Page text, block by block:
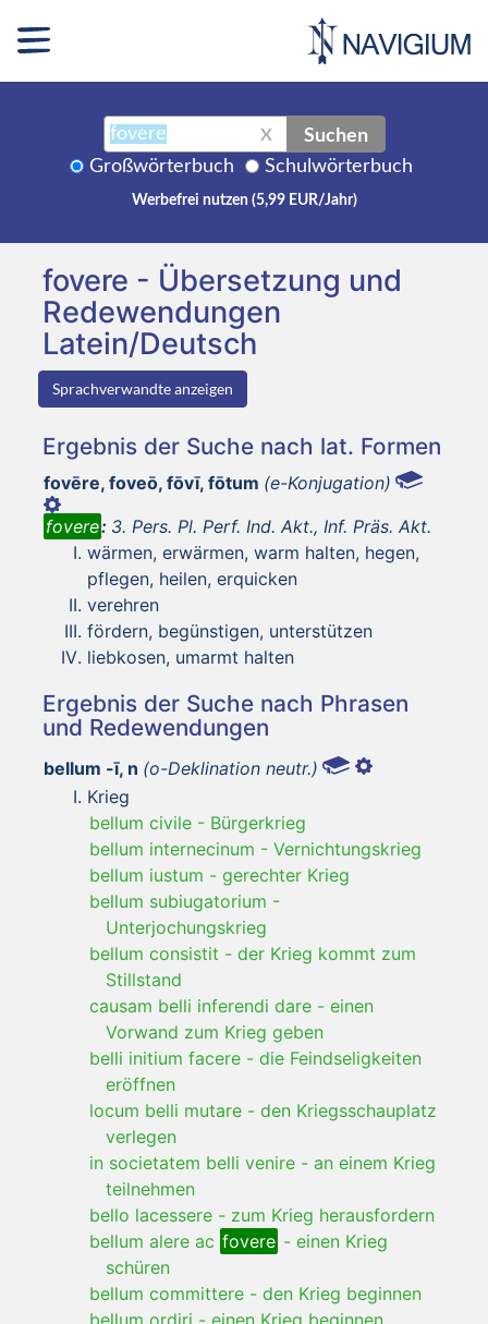
X Suchen
Großwörterbuch Schulwörterbuch
Werbefrei nutzen (5,99 EUR/Jahr)
fovere - Übersetzung und
Redewendungen
Latein/Deutsch
Sprachverwandte anzeigen
Ergebnis der Suche nach lat. Formen
fovēre, foveō, fōvī, fōtum (e-Konjugation)
fovere: 3. Pers. Pl. Perf. Ind. Akt., Inf. Präs. Akt.
wärmen, erwärmen, warm halten, hegen,
pflegen, heilen, erquicken
verehren
fördern, begünstigen, unterstützen
liebkosen, umarmt halten
Ergebnis der Suche nach Phrasen
und Redewendungen
bellum -ī, n (o-Deklination neutr.)
Krieg
bellum civile - Bürgerkrieg
bellum internecinum - Vernichtungskrieg
bellum iustum - gerechter Krieg
bellum subiugatorium -
Unterjochungskrieg
bellum consistit - der Krieg kommt zum
Stillstand
causam belli inferendi dare - einen
Vorwand zum Krieg geben
belli initium facere - die Feindseligkeiten
eröffnen
locum belli mutare - den Kriegsschauplatz
verlegen
in societatem belli venire - an einem Krieg
teilnehmen
bello lacessere - zum Krieg herausfordern
bellum alere ac fovere - einen Krieg
schüren
bellum committere - den Krieg beginnen
bellum ordiri - einen Krieg beginnen